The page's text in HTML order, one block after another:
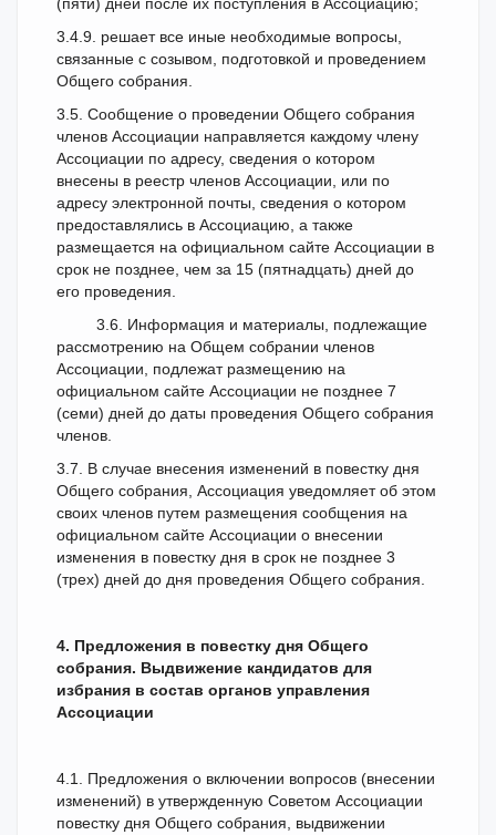
3.4.9. решает все иные необходимые вопросы,
связанные с созывом, подготовкой и проведением
Общего собрания.
3.5. Сообщение о проведении Общего собрания
членов Ассоциации направляется каждому члену
Ассоциации по адресу, сведения о котором
внесены в реестр членов Ассоциации, или по
адресу электронной почты, сведения о котором
предоставлялись в Ассоциацию, а также
размещается на официальном сайте Ассоциации в
срок не позднее, чем за 15 (пятнадцать) дней до
его проведения.
3.6. Информация и материалы, подлежащие
рассмотрению на Общем собрании членов
Ассоциации, подлежат размещению на
официальном сайте Ассоциации не позднее 7
(семи) дней до даты проведения Общего собрания
членов.
3.7. В случае внесения изменений в повестку дня
Общего собрания, Ассоциация уведомляет об этом
своих членов путем размещения сообщения на
официальном сайте Ассоциации о внесении
изменения в повестку дня в срок не позднее 3
(трех) дней до дня проведения Общего собрания.
4. Предложения в повестку дня Общего
собрания. Выдвижение кандидатов для
избрания в состав органов управления
Ассоциации
4.1. Предложения о включении вопросов (внесении
изменений) в утвержденную Советом Ассоциации
повестку дня Общего собрания, выдвижении